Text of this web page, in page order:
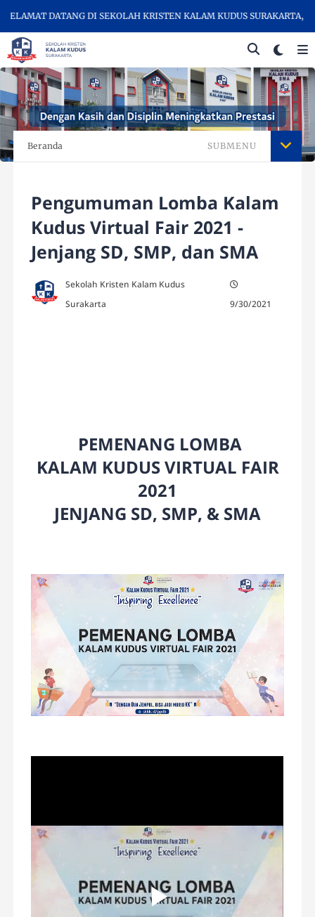
DATANG DI SEKOLAH KRISTEN KALAM KUDUS SURAKARTA,
Beranda SUBMENU
Pengumuman Lomba Kalam
Kudus Virtual Fair 2021 -
Jenjang SD, SMP, dan SMA
Sekolah Kristen Kalam Kudus
Surakarta
9/30/2021
PEMENANG LOMBA
KALAM KUDUS VIRTUAL FAIR
2021
JENJANG SD, SMP, & SMA